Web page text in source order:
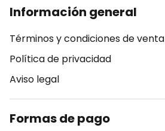
Información general
Términos y condiciones de venta
Política de privacidad
Aviso legal
Formas de pago